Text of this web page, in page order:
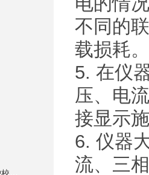
不同的
载损耗。
5. 在仪
压、电
接显示
6. 仪器
流、三